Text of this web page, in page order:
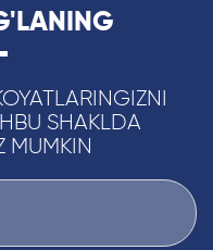
SHAKLDA
MUMKIN